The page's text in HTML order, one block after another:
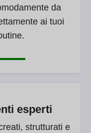
da
ai tuoi
esperti
strutturati e